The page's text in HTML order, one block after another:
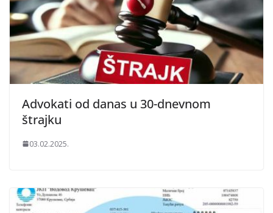
Advokati od danas u 30-dnevnom
štrajku
03.02.2025.